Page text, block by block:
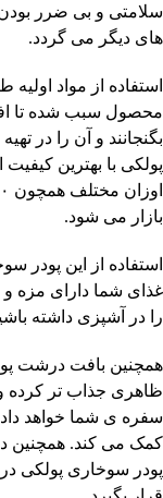
سلامتی و بی ضرر
های دیگر می گردد.
استفاده از مواد
محصول سبب شده تا
بگنجانند و آن را در
پولکی با بهترین
بازار می شود.
استفاده از این پودر
غذای شما دارای مزه و
را در آشپزی داشته
همچنین بافت درشت
ظاهری جذاب تر کرده
سفره ی شما خواهد
کمک می کند. همچنین
پودر سوخاری پولکی در